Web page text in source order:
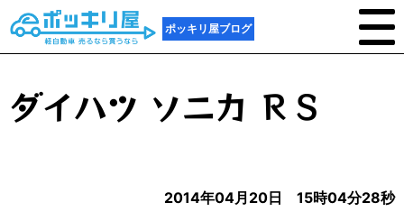
ポッキリ屋ブログ
ダイハツ ソニカ ＲＳ
2014年04月20日 15時04分28秒